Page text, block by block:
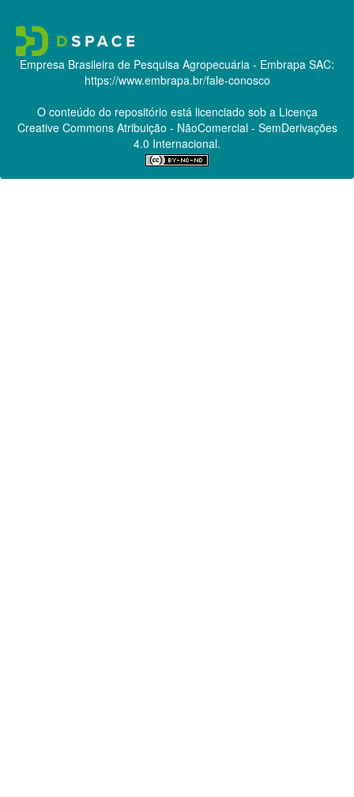
Empresa Brasileira de Pesquisa Agropecuária - Embrapa SAC:
https://www.embrapa.br/fale-conosco
O conteúdo do repositório está licenciado sob a Licença
Creative CommonsAtribuição - NãoComercial - SemDerivações
4.0 Internacional.